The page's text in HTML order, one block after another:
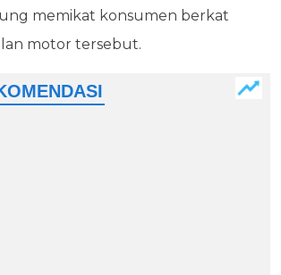
memikat konsumen berkat
motor tersebut.